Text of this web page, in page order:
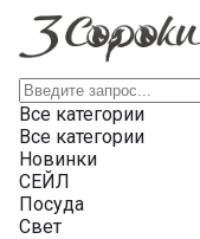
Все категории
Все категории
Новинки
СЕЙЛ
Посуда
Свет